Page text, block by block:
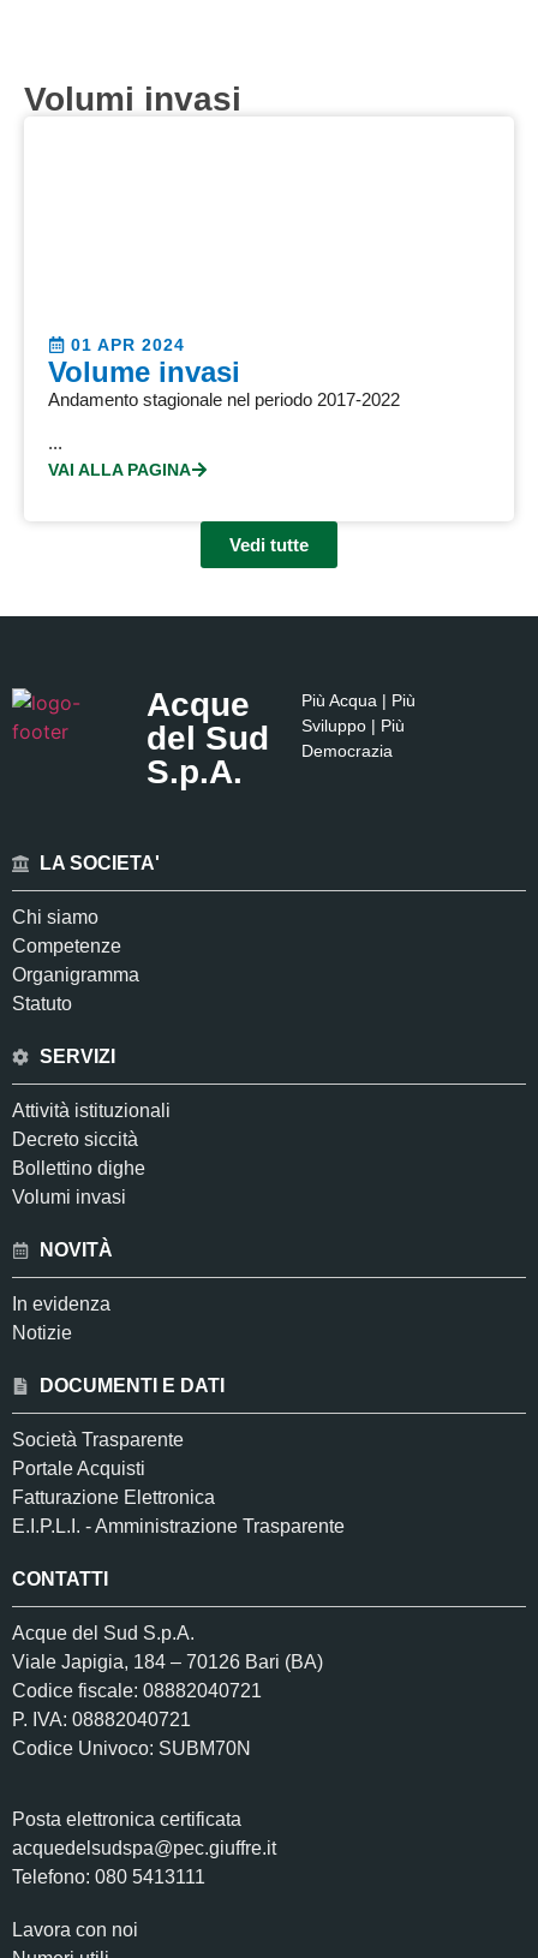
Volumi invasi
01 APR 2024
Volume invasi
Andamento stagionale nel periodo 2017-2022
...
VAI ALLA PAGINA
Vedi tutte
Acque
del Sud
S.p.A.
Più Acqua | Più
Sviluppo | Più
Democrazia
LA SOCIETA'
Chi siamo
Competenze
Organigramma
Statuto
SERVIZI
Attività istituzionali
Decreto siccità
Bollettino dighe
Volumi invasi
NOVITÀ
In evidenza
Notizie
DOCUMENTI E DATI
Società Trasparente
Portale Acquisti
Fatturazione Elettronica
E.I.P.L.I. - Amministrazione Trasparente
CONTATTI
Acque del Sud S.p.A.
Viale Japigia, 184 – 70126 Bari (BA)
Codice fiscale: 08882040721
P. IVA: 08882040721
Codice Univoco: SUBM70N
Posta elettronica certificata
acquedelsudspa@pec.giuffre.it
Telefono: 080 5413111
Lavora con noi